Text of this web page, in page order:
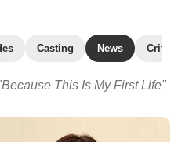
Casting News
This Is My First Life"